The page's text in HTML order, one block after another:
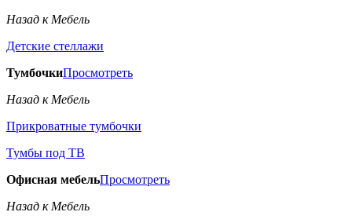
Назад к Мебель
Детские стеллажи
ТумбочкиПросмотреть
Назад к Мебель
Прикроватные тумбочки
Тумбы под ТВ
Офисная мебельПросмотреть
Назад к Мебель